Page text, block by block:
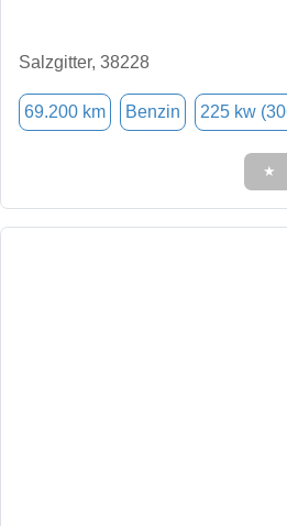
Salzgitter, 38228
69.200 km Benzin 225 kw
★